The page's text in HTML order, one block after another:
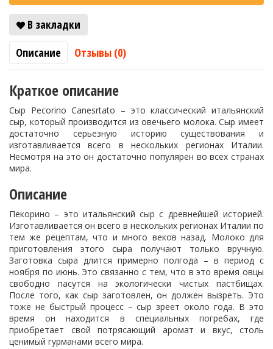
В закладки
Описание
Отзывы (0)
Краткое описание
Сыр Pecorino Canesrtato – это классический итальянский
сыр, который производится из овечьего молока. Сыр имеет
достаточно серьезную историю существования и
изготавливается всего в нескольких регионах Италии.
Несмотря на это он достаточно популярен во всех странах
мира.
Описание
Пекорино – это итальянский сыр с древнейшей историей.
Изготавливается он всего в нескольких регионах Италии по
тем же рецептам, что и много веков назад. Молоко для
приготовления этого сыра получают только вручную.
Заготовка сыра длится примерно полгода – в период с
ноября по июнь. Это связанно с тем, что в это время овцы
свободно пасутся на экологически чистых пастбищах.
После того, как сыр заготовлен, он должен вызреть. Это
тоже не быстрый процесс – сыр зреет около года. В это
время он находится в специальных погребах, где
приобретает свой потрясающий аромат и вкус, столь
ценимый гурманами всего мира.